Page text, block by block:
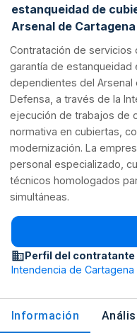
estanqueidad de
Arsenal de Cartagena
Contratación de servicios
garantía de estanqueidad
dependientes del Arsenal
Defensa, a través de la
ejecución de trabajos de
normativa en cubiertas,
modernización. La
personal especializado,
técnicos homologados
simultáneas.
Perfil del contratante
Intendencia de Cartagena
Información